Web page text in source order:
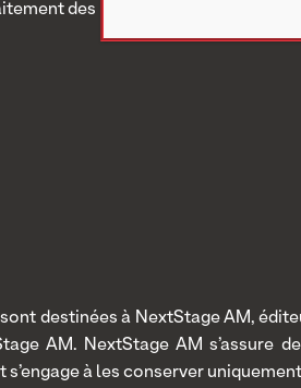
des réclamations
destinées à NextStage AM,
AM. NextStage AM s’assure
à les conserver